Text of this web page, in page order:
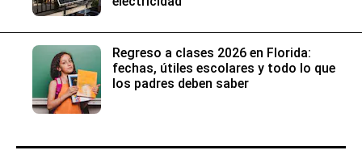
Regreso a clases 2026 en Florida:
fechas, útiles escolares y todo lo que
los padres deben saber